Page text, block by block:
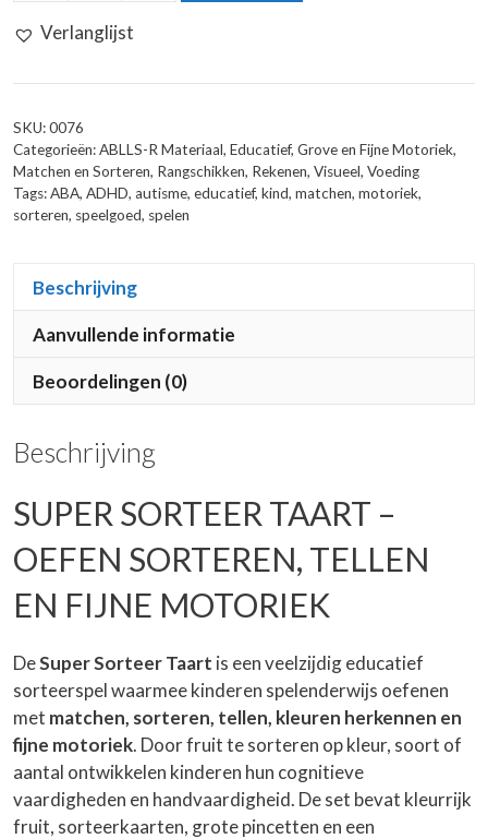
Verlanglijst
SKU:0076
Categorieën:ABLLS-R Materiaal, Educatief, Grove en Fijne Motoriek,
Matchen en Sorteren, Rangschikken, Rekenen, Visueel, Voeding
Tags:ABA, ADHD, autisme, educatief, kind, matchen, motoriek,
sorteren, speelgoed, spelen
Beschrijving
Aanvullende informatie
Beoordelingen (0)
Beschrijving
SUPER SORTEER TAART –
OEFEN SORTEREN, TELLEN
EN FIJNE MOTORIEK
DeSuper Sorteer Taart is een veelzijdig educatief
sorteerspel waarmee kinderen spelenderwijs oefenen
met matchen, sorteren, tellen, kleuren herkennen en
fijne motoriek. Door fruit te sorteren op kleur, soort of
aantal ontwikkelen kinderen hun cognitieve
vaardigheden en handvaardigheid. De set bevat kleurrijk
fruit, sorteerkaarten, grote pincetten en een